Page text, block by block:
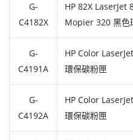
G-
C4182X
HP 82X LaserJet
Mopier 320 黑色
G-
C4191A
HP Color
環保碳粉匣
G-
C4192A
HP Color
環保碳粉匣